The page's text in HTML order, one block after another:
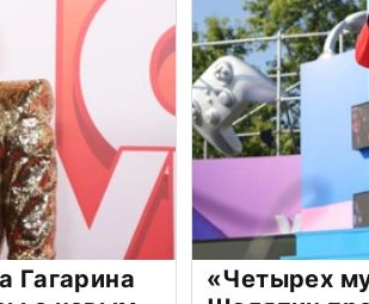
Гагарина
«Четырех